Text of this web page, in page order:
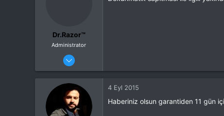
Dr.Razor™
Administrator
24 Ocak 2015
1,367
Cihaz
Nokia 6020
4 Eyl 2015
Haberiniz olsun garantiden 11 gün